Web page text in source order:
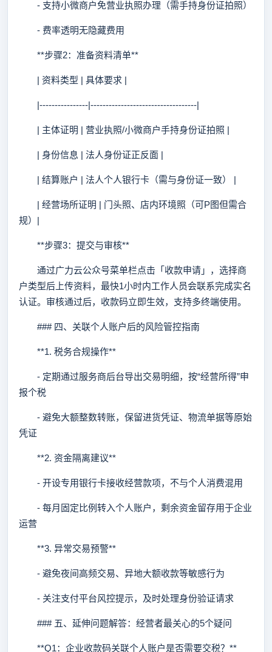
- 支持小微商户免营业执照办理（需手持身份证拍照）
- 费率透明无隐藏费用
**步骤2：准备资料清单**
| 资料类型 | 具体要求 |
|----------------|-----------------------------------|
| 主体证明 | 营业执照/小微商户手持身份证拍照 |
| 身份信息 | 法人身份证正反面 |
| 结算账户 | 法人个人银行卡（需与身份证一致） |
| 经营场所证明 | 门头照、店内环境照（可P图但需合
规）|
**步骤3：提交与审核**
通过广力云公众号菜单栏点击「收款申请」，选择商
户类型后上传资料，最快1小时内工作人员会联系完成实名
认证。审核通过后，收款码立即生效，支持多终端使用。
### 四、关联个人账户后的风险管控指南
**1. 税务合规操作**
- 定期通过服务商后台导出交易明细，按“经营所得”申
报个税
- 避免大额整数转账，保留进货凭证、物流单据等原始
凭证
**2. 资金隔离建议**
- 开设专用银行卡接收经营款项，不与个人消费混用
- 每月固定比例转入个人账户，剩余资金留存用于企业
运营
**3. 异常交易预警**
- 避免夜间高频交易、异地大额收款等敏感行为
- 关注支付平台风控提示，及时处理身份验证请求
### 五、延伸问题解答：经营者最关心的5个疑问
**Q1：企业收款码关联个人账户是否需要交税？**